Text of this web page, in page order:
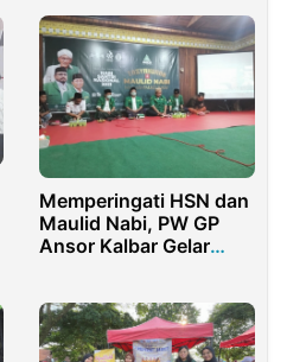
Memperingati HSN dan
Maulid Nabi, PW GP
Ansor Kalbar Gelar